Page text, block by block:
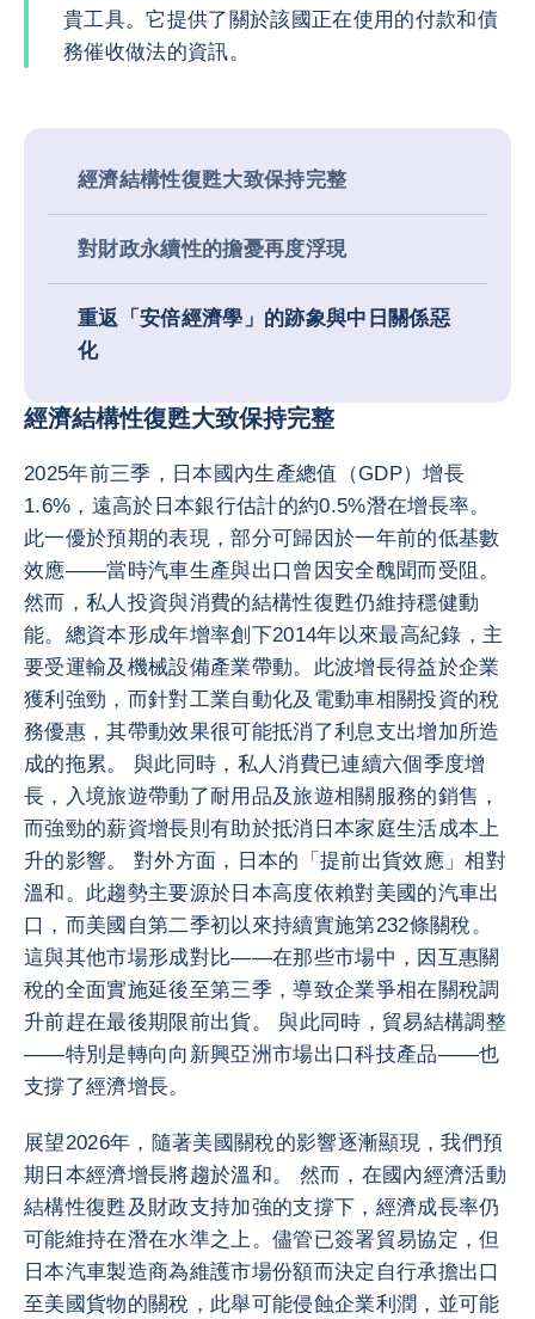
貴工具。它提供了關於該國正在使用的付款和債
務催收做法的資訊。
經濟結構性復甦大致保持完整
對財政永續性的擔憂再度浮現
重返「安倍經濟學」的跡象與中日關係惡
化
經濟結構性復甦大致保持完整
2025年前三季，日本國內生產總值（GDP）增長
1.6%，遠高於日本銀行估計的約0.5%潛在增長率。
此一優於預期的表現，部分可歸因於一年前的低基數
效應——當時汽車生產與出口曾因安全醜聞而受阻。
然而，私人投資與消費的結構性復甦仍維持穩健動
能。總資本形成年增率創下2014年以來最高紀錄，主
要受運輸及機械設備產業帶動。此波增長得益於企業
獲利強勁，而針對工業自動化及電動車相關投資的稅
務優惠，其帶動效果很可能抵消了利息支出增加所造
成的拖累。 與此同時，私人消費已連續六個季度增
長，入境旅遊帶動了耐用品及旅遊相關服務的銷售，
而強勁的薪資增長則有助於抵消日本家庭生活成本上
升的影響。 對外方面，日本的「提前出貨效應」相對
溫和。此趨勢主要源於日本高度依賴對美國的汽車出
口，而美國自第二季初以來持續實施第232條關稅。
這與其他市場形成對比——在那些市場中，因互惠關
稅的全面實施延後至第三季，導致企業爭相在關稅調
升前趕在最後期限前出貨。 與此同時，貿易結構調整
——特別是轉向向新興亞洲市場出口科技產品——也
支撐了經濟增長。
展望2026年，隨著美國關稅的影響逐漸顯現，我們預
期日本經濟增長將趨於溫和。 然而，在國內經濟活動
結構性復甦及財政支持加強的支撐下，經濟成長率仍
可能維持在潛在水準之上。儘管已簽署貿易協定，但
日本汽車製造商為維護市場份額而決定自行承擔出口
至美國貨物的關稅，此舉可能侵蝕企業利潤，並可能